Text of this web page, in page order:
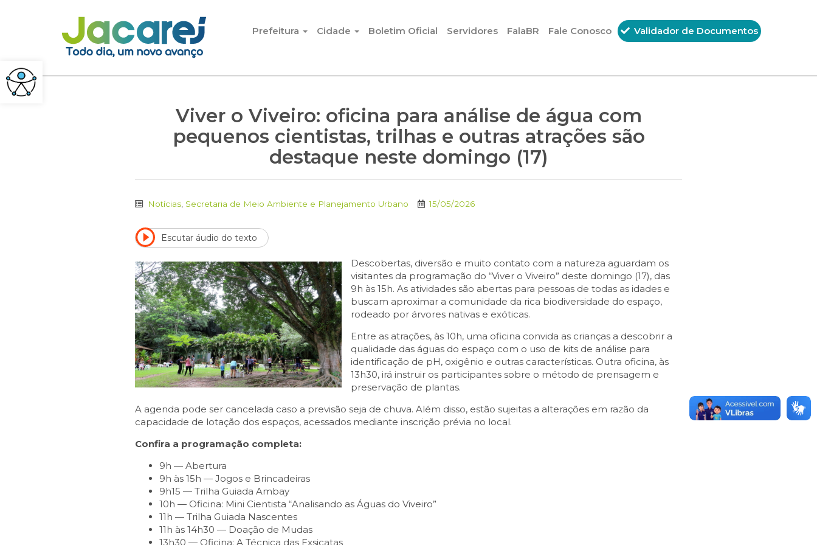
Pular para o conteúdo
Prefeitura
Cidade Boletim Oficial Servidores FalaBR Fale Conosco Validador de Documentos
Viver o Viveiro: oficina para análise de água com
pequenos cientistas, trilhas e outras atrações são
destaque neste domingo (17)
Notícias Secretaria de Meio Ambiente e Planejamento Urbano 15/05/2026
Escutar áudio do texto
Descobertas, diversão e muito contato com a natureza aguardam os
visitantes da programação do “Viver o Viveiro” deste domingo (17), das
9h às 15h. As atividades são abertas para pessoas de todas as idades e
buscam aproximar a comunidade da rica biodiversidade do espaço,
rodeado por árvores nativas e exóticas.
Entre as atrações, às 10h, uma oficina convida as crianças a descobrir a
qualidade das águas do espaço com o uso de kits de análise para
identificação de pH, oxigênio e outras características. Outra oficina, às
13h30, irá instruir os participantes sobre o método de prensagem e
preservação de plantas.
A agenda pode ser cancelada caso a previsão seja de chuva. Além disso, estão sujeitas a alterações em razão da
capacidade de lotação dos espaços, acessados mediante inscrição prévia no local.
Confira a programação completa:
9h — Abertura
9h às 15h — Jogos e Brincadeiras
9h15 — Trilha Guiada Ambay
10h — Oficina: Mini Cientista “Analisando as Águas do Viveiro”
11h — Trilha Guiada Nascentes
11h às 14h30 — Doação de Mudas
13h30 — Oficina: A Técnica das Exsicatas